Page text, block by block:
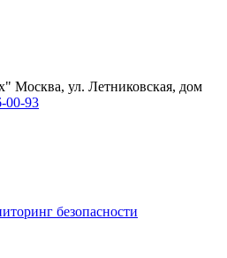
Москва, ул. Летниковская, дом
00-93
безопасности